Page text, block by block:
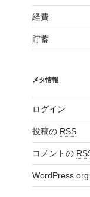
経費
貯蓄
メタ情報
ログイン
投稿の RSS
コメントの
WordPress.org